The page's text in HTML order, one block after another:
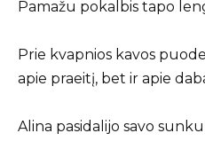
Pamažu pokalbis tapo
Prie kvapnios kavos
apie praeitį, bet ir apie
Alina pasidalijo savo